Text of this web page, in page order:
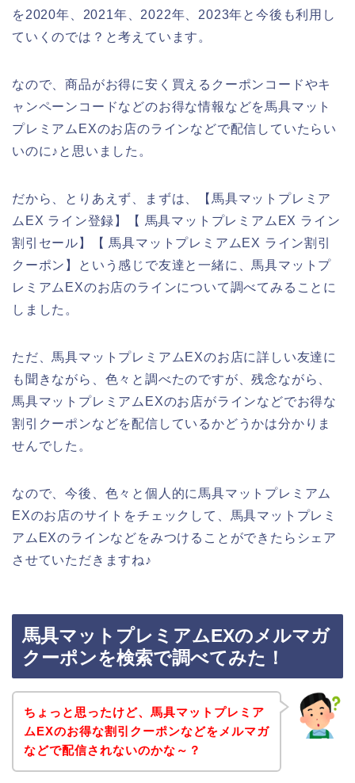
を2020年、2021年、2022年、2023年と今後も利用し
ていくのでは？と考えています。
なので、商品がお得に安く買えるクーポンコードやキ
ャンペーンコードなどのお得な情報などを馬具マット
プレミアムEXのお店のラインなどで配信していたらい
いのに♪と思いました。
だから、とりあえず、まずは、【馬具マットプレミア
ムEX ライン登録】【 馬具マットプレミアムEX ライン
割引セール】【 馬具マットプレミアムEX ライン割引
クーポン】という感じで友達と一緒に、馬具マットプ
レミアムEXのお店のラインについて調べてみることに
しました。
ただ、馬具マットプレミアムEXのお店に詳しい友達に
も聞きながら、色々と調べたのですが、残念ながら、
馬具マットプレミアムEXのお店がラインなどでお得な
割引クーポンなどを配信しているかどうかは分かりま
せんでした。
なので、今後、色々と個人的に馬具マットプレミアム
EXのお店のサイトをチェックして、馬具マットプレミ
アムEXのラインなどをみつけることができたらシェア
させていただきますね♪
馬具マットプレミアムEXのメルマガ
クーポンを検索で調べてみた！
ちょっと思ったけど、馬具マットプレミア
ムEXのお得な割引クーポンなどをメルマガ
などで配信されないのかな～？